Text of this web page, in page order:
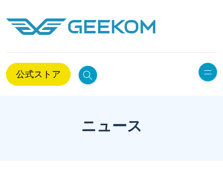
公式ストア
ニュース